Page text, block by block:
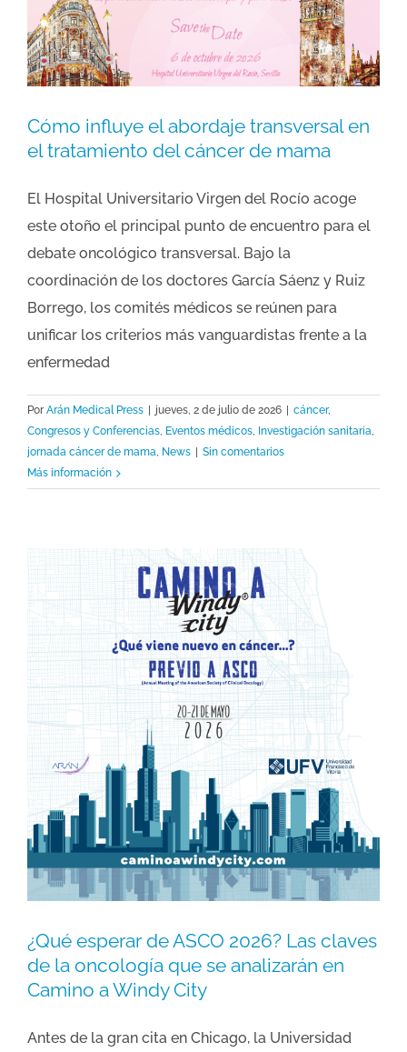
Cómo influye el abordaje transversal en
el tratamiento del cáncer de mama
El Hospital Universitario Virgen del Rocío acoge
este otoño el principal punto de encuentro para el
debate oncológico transversal. Bajo la
coordinación de los doctores García Sáenz y Ruiz
Borrego, los comités médicos se reúnen para
unificar los criterios más vanguardistas frente a la
enfermedad
PorArán Medical Press | jueves, 2 de julio de 2026 | cáncer,
Congresos y Conferencias, Eventos médicos, Investigación sanitaria,
jornada cáncer de mama, News | Sin comentarios
Más información
¿Qué esperar de ASCO 2026? Las claves
de la oncología que se analizarán en
Camino a Windy City
Antes de la gran cita en Chicago, la Universidad